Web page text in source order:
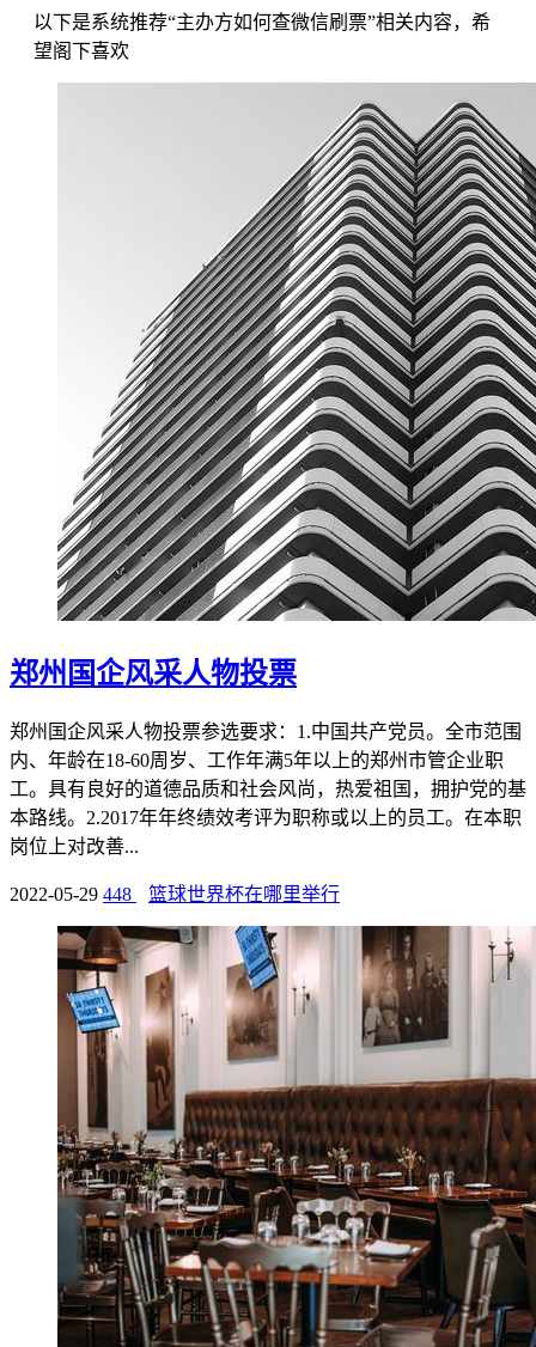
以下是系统推荐“主办方如何查微信刷票”相关内容，希
望阁下喜欢
郑州国企风采人物投票
郑州国企风采人物投票参选要求：1.中国共产党员。全市范围
内、年龄在18-60周岁、工作年满5年以上的郑州市管企业职
工。具有良好的道德品质和社会风尚，热爱祖国，拥护党的基
本路线。2.2017年年终绩效考评为职称或以上的员工。在本职
岗位上对改善...
2022-05-29 448 篮球世界杯在哪里举行